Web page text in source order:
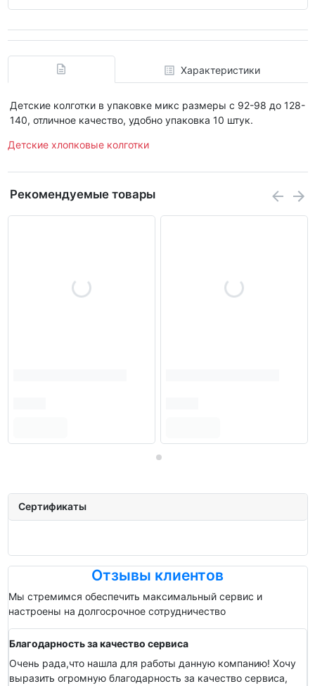
Характеристики
Детские колготки в упаковке микс размеры с 92-98 до 128-
140, отличное качество, удобно упаковка 10 штук.
Детские хлопковые колготки
Рекомендуемые товары
Сертификаты
Отзывы клиентов
Мы стремимся обеспечить максимальный сервис и
настроены на долгосрочное сотрудничество
Благодарность за качество сервиса
Очень рада,что нашла для работы данную компанию! Хочу
выразить огромную благодарность за качество сервиса,